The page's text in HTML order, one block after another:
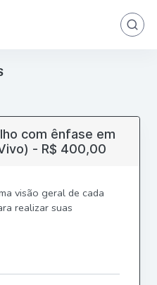
com ênfase em
- R$ 400,00
visão geral de cada
realizar suas